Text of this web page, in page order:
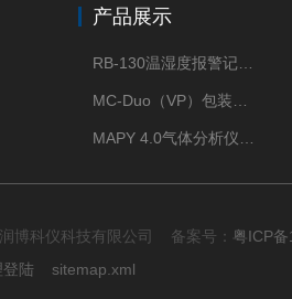
产品展示
博科仪科技有限公司 备案号： 粤ICP
登陆 sitemap.xml